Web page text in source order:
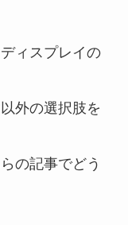
ィスプレイの
外の選択肢を
の記事でどう